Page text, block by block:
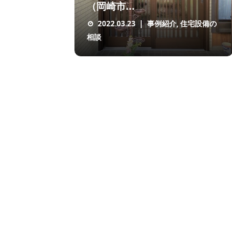
（岡崎市...
2022.03.23 事例紹介,住宅設備の
相談